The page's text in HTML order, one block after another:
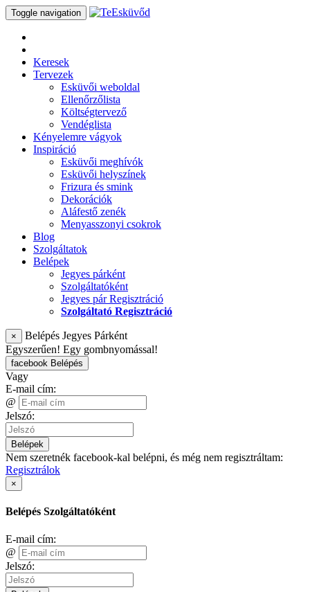
Toggle navigation
Keresek
Tervezek
Esküvői weboldal
Ellenőrzőlista
Költségtervező
Vendéglista
Kényelemre vágyok
Inspiráció
Esküvői meghívók
Esküvői helyszínek
Frizura és smink
Dekorációk
Aláfestő zenék
Menyasszonyi csokrok
Blog
Szolgáltatok
Belépek
Jegyes párként
Szolgáltatóként
Jegyes pár Regisztráció
Szolgáltató Regisztráció
×
Belépés Jegyes Párként
Egyszerűen! Egy gombnyomással!
facebook Belépés
Vagy
E-mail cím:
@
Jelszó:
Belépek
Nem szeretnék facebook-kal belépni, és még nem regisztráltam:
Regisztrálok
×
Belépés Szolgáltatóként
E-mail cím:
@
Jelszó: